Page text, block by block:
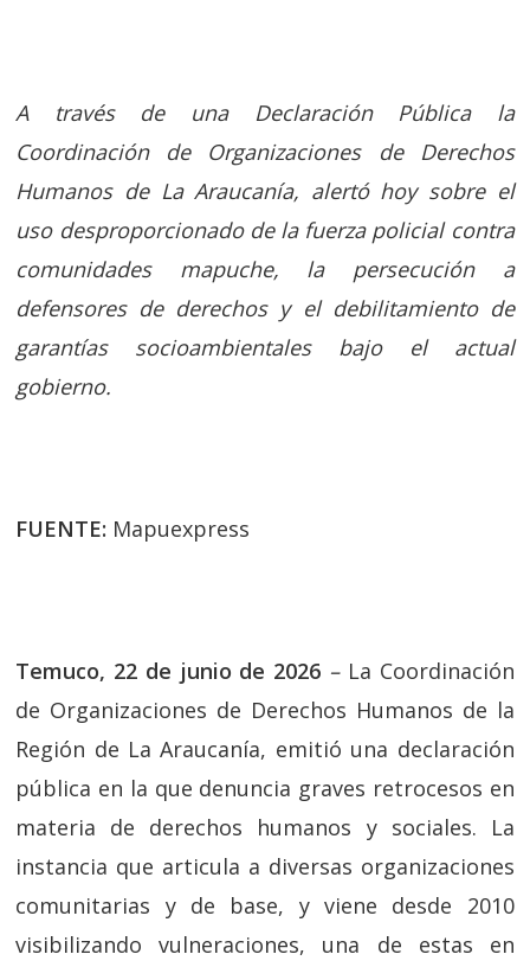
A través de una Declaración Pública la
Coordinación de Organizaciones de Derechos
Humanos de La Araucanía, alertó hoy sobre el
uso desproporcionado de la fuerza policial contra
comunidades mapuche, la persecución a
defensores de derechos y el debilitamiento de
garantías socioambientales bajo el actual
gobierno.
FUENTE: Mapuexpress
Temuco, 22 de junio de 2026 – La Coordinación
de Organizaciones de Derechos Humanos de la
Región de La Araucanía, emitió una declaración
pública en la que denuncia graves retrocesos en
materia de derechos humanos y sociales. La
instancia que articula a diversas organizaciones
comunitarias y de base, y viene desde 2010
visibilizando vulneraciones, una de estas en